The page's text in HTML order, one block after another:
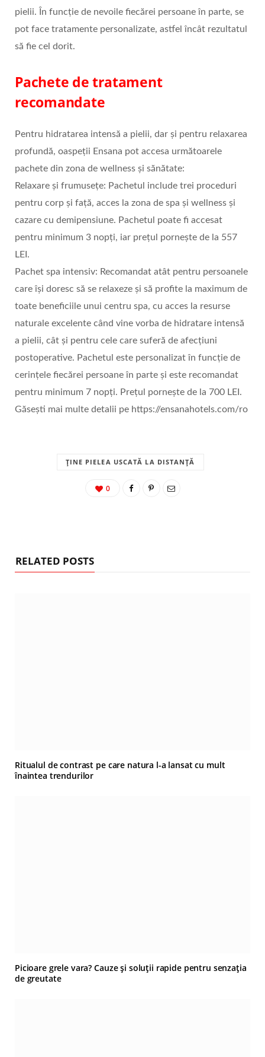
pielii. În funcție de nevoile fiecărei persoane în parte, se
pot face tratamente personalizate, astfel încât rezultatul
să fie cel dorit.
Pachete de tratament
recomandate
Pentru hidratarea intensă a pielii, dar și pentru relaxarea
profundă, oaspeții Ensana pot accesa următoarele
pachete din zona de wellness și sănătate:
Relaxare și frumusețe: Pachetul include trei proceduri
pentru corp și față, acces la zona de spa și wellness și
cazare cu demipensiune. Pachetul poate fi accesat
pentru minimum 3 nopți, iar prețul pornește de la 557
LEI.
Pachet spa intensiv: Recomandat atât pentru persoanele
care își doresc să se relaxeze și să profite la maximum de
toate beneficiile unui centru spa, cu acces la resurse
naturale excelente când vine vorba de hidratare intensă
a pielii, cât și pentru cele care suferă de afecțiuni
postoperative. Pachetul este personalizat în funcție de
cerințele fiecărei persoane în parte și este recomandat
pentru minimum 7 nopți. Prețul pornește de la 700 LEI.
Găsești mai multe detalii pe https://ensanahotels.com/ro
ȚINE PIELEA USCATĂ LA DISTANȚĂ
0
RELATED POSTS
Ritualul de contrast pe care natura l-a lansat cu mult
înaintea trendurilor
Picioare grele vara? Cauze și soluții rapide pentru senzația
de greutate